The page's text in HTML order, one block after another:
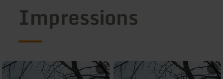
Impressions